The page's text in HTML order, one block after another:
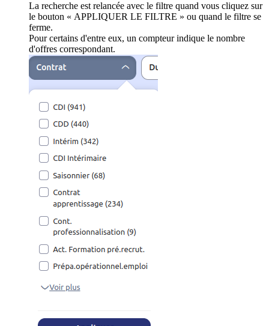
La recherche est relancée avec le filtre quand vous cliquez sur
le bouton « APPLIQUER LE FILTRE » ou quand le filtre se
ferme.
Pour certains d'entre eux, un compteur indique le nombre
d'offres correspondant.